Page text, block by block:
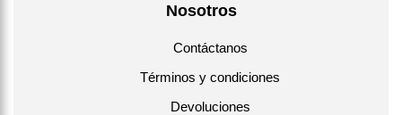
Nosotros
Contáctanos
Términos y condiciones
Devoluciones